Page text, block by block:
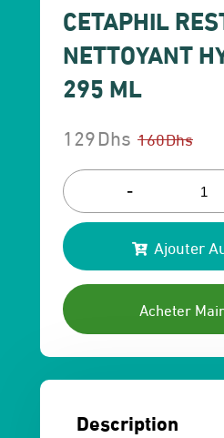
CETAPHIL
NETTOYANT
295 ML
160Dhs
Le
prix
initial
était :
160 Dhs.
129Dhs
Le
prix
actuel
est :
129 Dhs.
-
Ajouter
Acheter
Description